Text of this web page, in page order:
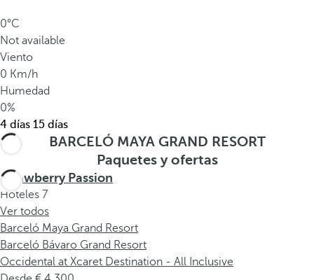
0°C
Not available
Viento
0 Km/h
Humedad
0%
4 días 15 días
BARCELÓ MAYA GRAND RESORT
Paquetes y ofertas
Strawberry Passion
Hoteles 7
Ver todos
Barceló Maya Grand Resort
Barceló Bávaro Grand Resort
Occidental at Xcaret Destination - All Inclusive